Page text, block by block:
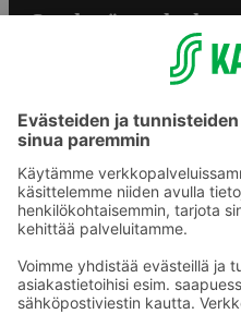
S-ryhmän palvelut
Yhteishyvä Ruoka -sovellus
Prisma.fi
Sokos.fi
S-Pankki
Sokos Hotels
Raflaamo